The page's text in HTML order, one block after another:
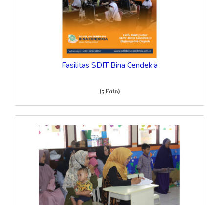
Fasilitas SDIT Bina Cendekia
(5 Foto)